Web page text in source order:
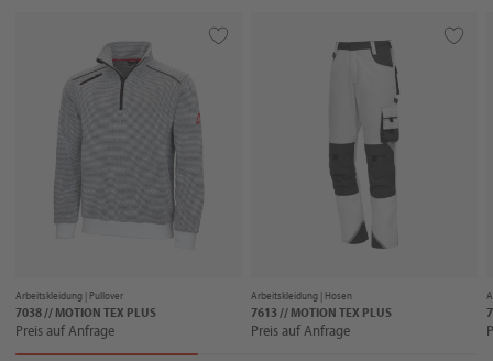
Arbeitskleidung | Pullover
7038 // MOTION TEX PLUS
Preis auf Anfrage
Arbeitskleidung | Hosen
7613 // MOTION TEX PLUS
Preis auf Anfrage